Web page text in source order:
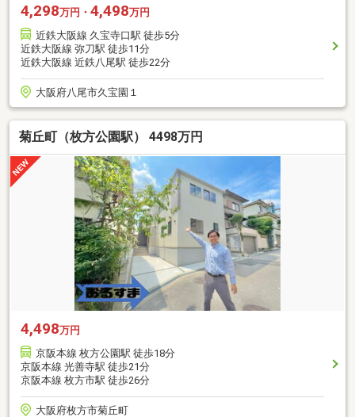
4,298万円・ 4,498万円
近鉄大阪線 久宝寺口駅 徒歩5分
近鉄大阪線 弥刀駅 徒歩11分
近鉄大阪線 近鉄八尾駅 徒歩22分
大阪府八尾市久宝園１
菊丘町（枚方公園駅） 4498万円
4,498万円
京阪本線 枚方公園駅 徒歩18分
京阪本線 光善寺駅 徒歩21分
京阪本線 枚方市駅 徒歩26分
大阪府枚方市菊丘町